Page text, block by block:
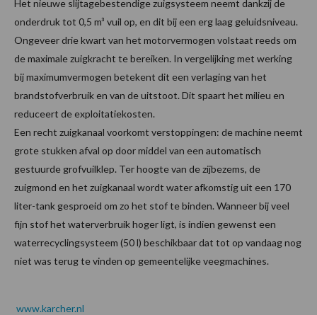
Het nieuwe slijtagebestendige zuigsysteem neemt dankzij de
onderdruk tot 0,5 m³ vuil op, en dit bij een erg laag geluidsniveau.
Ongeveer drie kwart van het motorvermogen volstaat reeds om
de maximale zuigkracht te bereiken. In vergelijking met werking
bij maximumvermogen betekent dit een verlaging van het
brandstofverbruik en van de uitstoot. Dit spaart het milieu en
reduceert de exploitatiekosten.
Een recht zuigkanaal voorkomt verstoppingen: de machine neemt
grote stukken afval op door middel van een automatisch
gestuurde grofvuilklep. Ter hoogte van de zijbezems, de
zuigmond en het zuigkanaal wordt water afkomstig uit een 170
liter-tank gesproeid om zo het stof te binden. Wanneer bij veel
fijn stof het waterverbruik hoger ligt, is indien gewenst een
waterrecyclingsysteem (50 l) beschikbaar dat tot op vandaag nog
niet was terug te vinden op gemeentelijke veegmachines.
www.karcher.nl